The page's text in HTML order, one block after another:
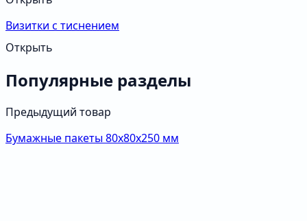
Визитки с тиснением
Открыть
Популярные разделы
Предыдущий товар
Бумажные пакеты 80х80х250 мм